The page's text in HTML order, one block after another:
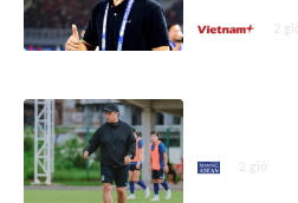
2 giờ
2 giờ